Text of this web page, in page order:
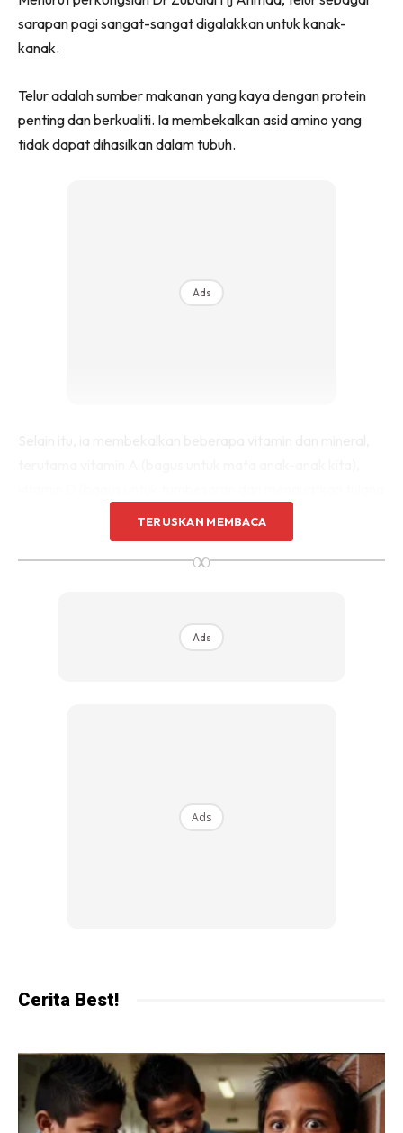
sarapan pagi sangat-sangat digalakkan untuk kanak-
kanak.
Telur adalah sumber makanan yang kaya dengan protein
penting dan berkualiti. Ia membekalkan asid amino yang
tidak dapat dihasilkan dalam tubuh.
Ads
anak-anak kita), choline (bagus untuk meNingkatkan
kecerdikan minda anak-anak kita dan menguatkan otot-
otot jantung), dan selenium (bagus untuk kelenjar tiroid
Jika anak-anak kita tiada masalah alahan, telur adalah
TERUSKAN MEMBACA
∞
Ads
Ads
Cerita Best!